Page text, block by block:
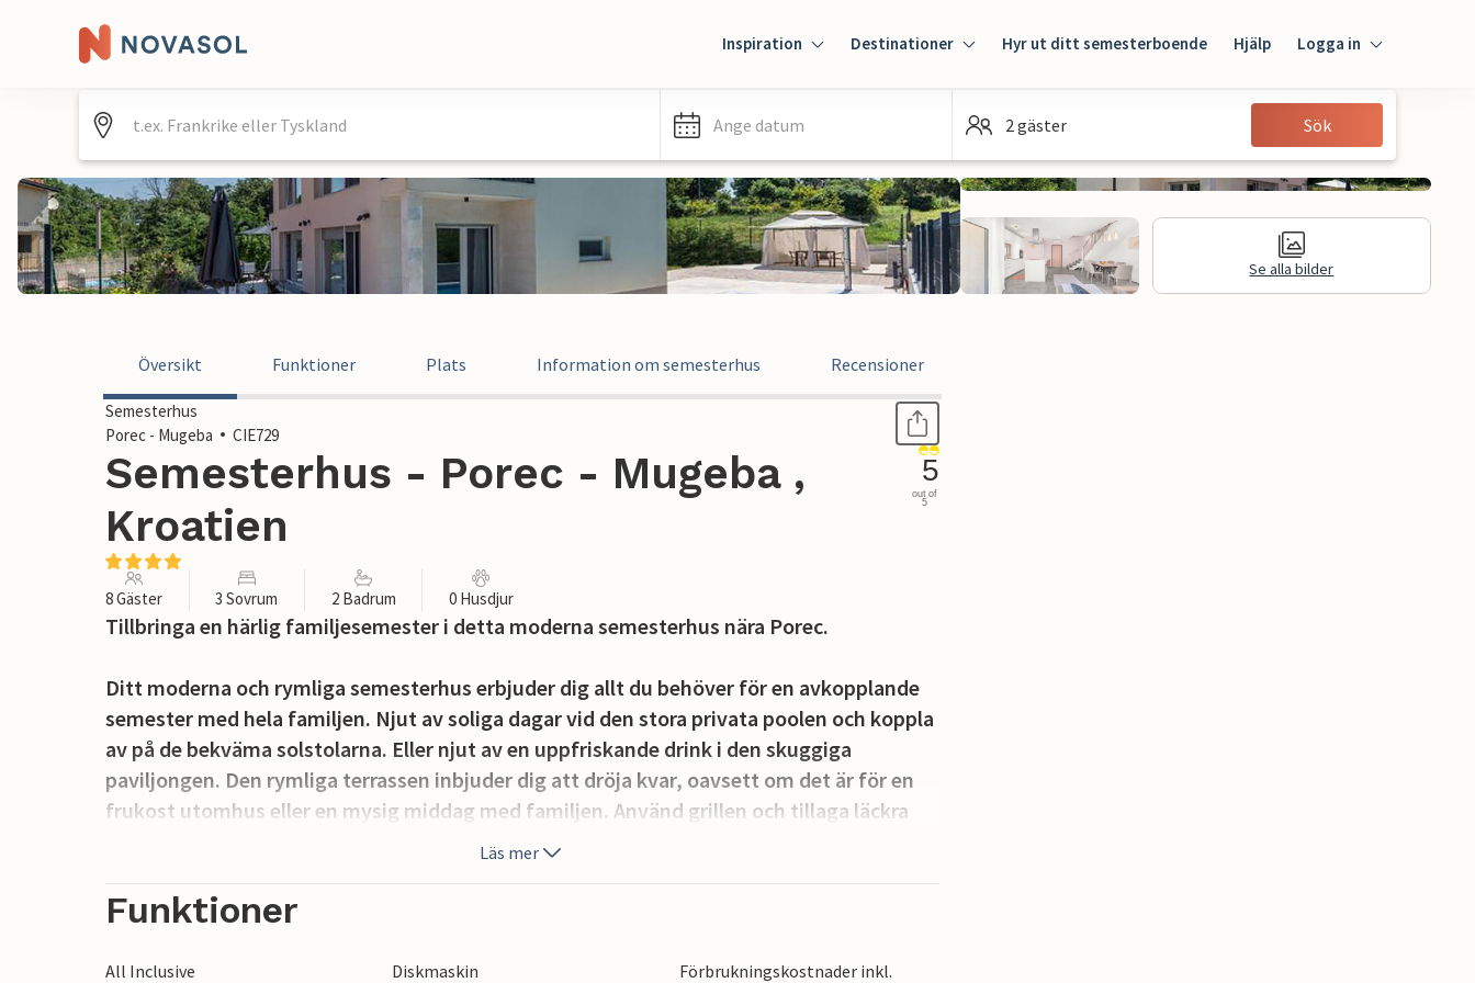
Inspiration Destinationer Hyr ut ditt semesterboende Hjälp Logga in
Gäst
Ange datum 2 gäster Sök
Se alla bilder
Översikt Funktioner Plats Information om semesterhus Recensioner
Semesterhus
Porec - Mugeba
CIE729
Semesterhus - Porec - Mugeba ,
Kroatien
5
out of
5
8 Gäster 3 Sovrum 2 Badrum 0 Husdjur
Tillbringa en härlig familjesemester i detta moderna semesterhus nära Porec.
Ditt moderna och rymliga semesterhus erbjuder dig allt du behöver för en avkopplande
semester med hela familjen. Njut av soliga dagar vid den stora privata poolen och koppla
av på de bekväma solstolarna. Eller njut av en uppfriskande drink i den skuggiga
paviljongen. Den rymliga terrassen inbjuder dig att dröja kvar, oavsett om det är för en
frukost utomhus eller en mysig middag med familjen. Använd grillen och tillaga läckra
måltider medan du njuter av den fridfulla omgivningen. En elegant design väntar dig
med öppen planlösning inbjuder till kulinariska experiment.
Ta en dagsutflykt till den närliggande staden Porec. Besök de historiska sevärdheterna,
Läs mer
Funktioner
All Inclusive Diskmaskin
Förbrukningskostnader inkl.